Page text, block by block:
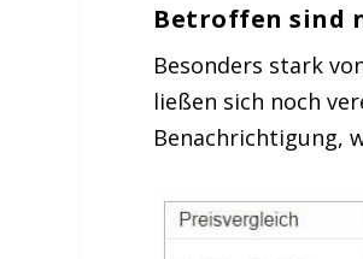
Betroffen sind
Besonders stark
ließen sich noch
Benachrichtigung,